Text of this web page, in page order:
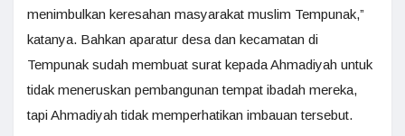
menimbulkan keresahan masyarakat muslim Tempunak,”
katanya. Bahkan aparatur desa dan kecamatan di
Tempunak sudah membuat surat kepada Ahmadiyah untuk
tidak meneruskan pembangunan tempat ibadah mereka,
tapi Ahmadiyah tidak memperhatikan imbauan tersebut.